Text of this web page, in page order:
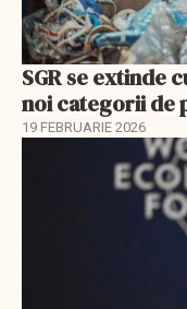
SGR se extinde
noi categorii de
19 FEBRUARIE 2026